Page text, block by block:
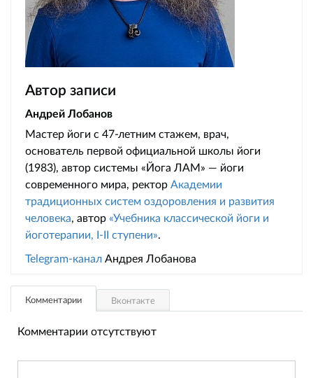
Автор записи
Андрей Лобанов
Мастер йоги с 47-летним стажем, врач,
основатель первой официальной школы йоги
(1983), автор системы «Йога ЛАМ» — йоги
современного мира, ректор Академии
традиционных систем оздоровления и развития
человека, автор «Учебника классической йоги и
йоготерапии, I-II ступени».
Telegram-канал Андрея Лобанова
Комментарии Вконтакте
Комментарии отсутствуют